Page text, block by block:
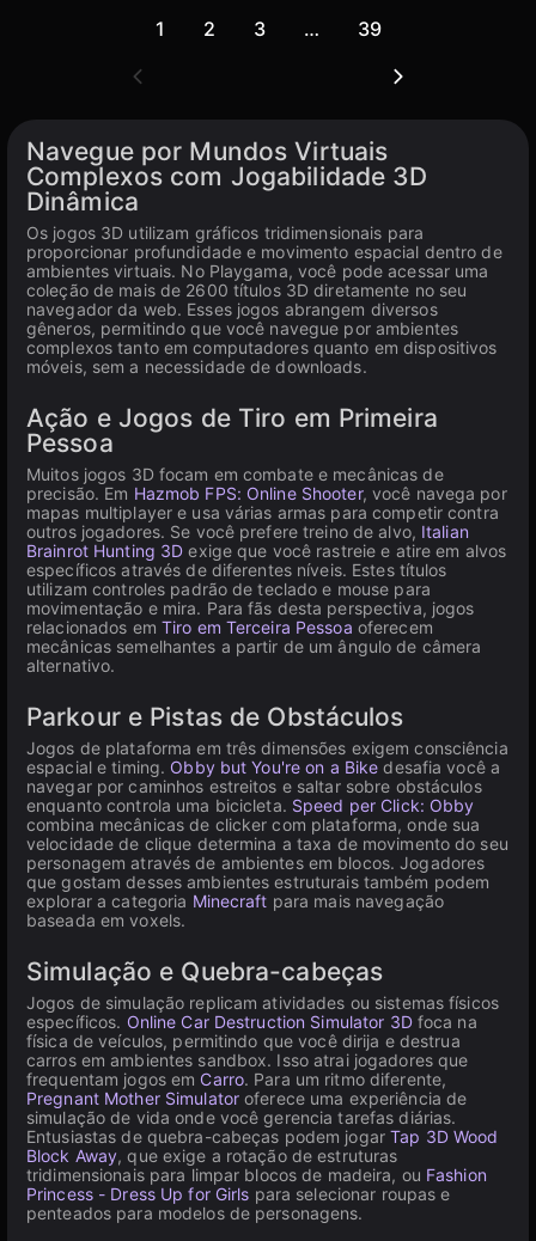
1 2 3 … 39
Navegue por Mundos Virtuais
Complexos com Jogabilidade 3D
Dinâmica
Os jogos 3D utilizam gráficos tridimensionais para
proporcionar profundidade e movimento espacial dentro de
ambientes virtuais. No Playgama, você pode acessar uma
coleção de mais de 2600 títulos 3D diretamente no seu
navegador da web. Esses jogos abrangem diversos
gêneros, permitindo que você navegue por ambientes
complexos tanto em computadores quanto em dispositivos
móveis, sem a necessidade de downloads.
Ação e Jogos de Tiro em Primeira
Pessoa
Muitos jogos 3D focam em combate e mecânicas de
precisão. Em Hazmob FPS: Online Shooter, você navega por
mapas multiplayer e usa várias armas para competir contra
outros jogadores. Se você prefere treino de alvo, Italian
Brainrot Hunting 3D exige que você rastreie e atire em alvos
específicos através de diferentes níveis. Estes títulos
utilizam controles padrão de teclado e mouse para
movimentação e mira. Para fãs desta perspectiva, jogos
relacionados em Tiro em Terceira Pessoa oferecem
mecânicas semelhantes a partir de um ângulo de câmera
alternativo.
Parkour e Pistas de Obstáculos
Jogos de plataforma em três dimensões exigem consciência
espacial e timing. Obby but You're on a Bike desafia você a
navegar por caminhos estreitos e saltar sobre obstáculos
enquanto controla uma bicicleta. Speed per Click: Obby
combina mecânicas de clicker com plataforma, onde sua
velocidade de clique determina a taxa de movimento do seu
personagem através de ambientes em blocos. Jogadores
que gostam desses ambientes estruturais também podem
explorar a categoria Minecraft para mais navegação
baseada em voxels.
Simulação e Quebra-cabeças
Jogos de simulação replicam atividades ou sistemas físicos
específicos. Online Car Destruction Simulator 3Dfoca na
física de veículos, permitindo que você dirija e destrua
carros em ambientes sandbox. Isso atrai jogadores que
frequentam jogos em Carro. Para um ritmo diferente,
Pregnant Mother Simulator oferece uma experiência de
simulação de vida onde você gerencia tarefas diárias.
Entusiastas de quebra-cabeças podem jogarTap 3D Wood
Block Away, que exige a rotação de estruturas
tridimensionais para limpar blocos de madeira, ou Fashion
Princess - Dress Up for Girls para selecionar roupas e
penteados para modelos de personagens.